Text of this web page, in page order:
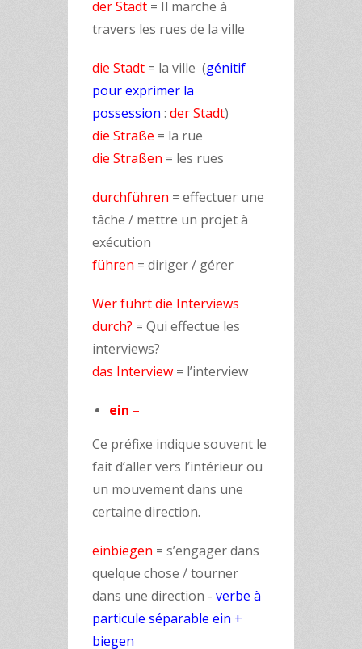
der Stadt = Il marche à
travers les rues de la ville
die Stadt = la ville (génitif
pour exprimer la
possession : der Stadt)
die Straße = la rue
die Straßen = les rues
durchführen = effectuer une
tâche / mettre un projet à
exécution
führen = diriger / gérer
Wer führt die Interviews
durch? = Qui effectue les
interviews?
das Interview = l’interview
ein –
Ce préfixe indique souvent le
fait d’aller vers l’intérieur ou
un mouvement dans une
certaine direction.
einbiegen = s’engager dans
quelque chose / tourner
dans une direction - verbe à
particule séparable ein +
biegen